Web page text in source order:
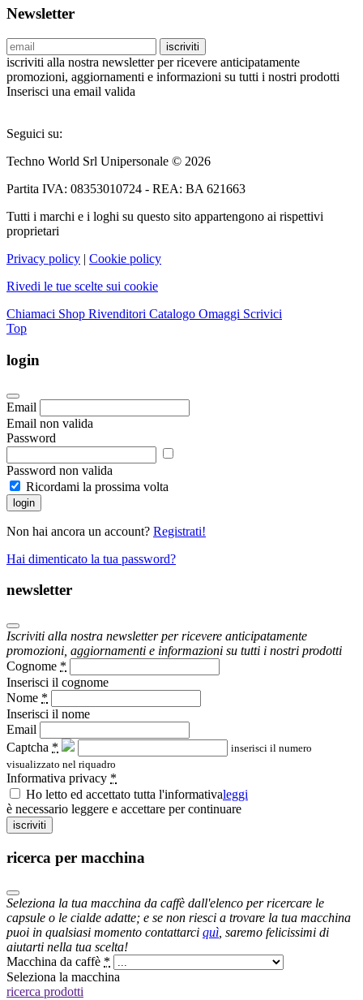
Newsletter
iscriviti
iscriviti alla nostra newsletter per ricevere anticipatamente
promozioni, aggiornamenti e informazioni su tutti i nostri prodotti
Inserisci una email valida
Seguici su:
Techno World Srl Unipersonale © 2026
Partita IVA: 08353010724 - REA: BA 621663
Tutti i marchi e i loghi su questo sito appartengono ai rispettivi
proprietari
Privacy policy | Cookie policy
Rivedi le tue scelte sui cookie
Chiamaci Shop Rivenditori Catalogo Omaggi Scrivici
Top
login
Email
Email non valida
Password
Password non valida
Ricordami la prossima volta
login
Non hai ancora un account? Registrati!
Hai dimenticato la tua password?
newsletter
Iscriviti alla nostra newsletter per ricevere anticipatamente
promozioni, aggiornamenti e informazioni su tutti i nostri prodotti
Cognome *
Inserisci il cognome
Nome *
Inserisci il nome
Email
Captcha *
inserisci il numero
visualizzato nel riquadro
Informativa privacy *
Ho letto ed accettato tutta l'informativaleggi
è necessario leggere e accettare per continuare
iscriviti
ricerca per macchina
Seleziona la tua macchina da caffè dall'elenco per ricercare le
capsule o le cialde adatte; e se non riesci a trovare la tua macchina
puoi in qualsiasi momento contattarci quì, saremo felicissimi di
aiutarti nella tua scelta!
Macchina da caffè *
Seleziona la macchina
ricerca prodotti